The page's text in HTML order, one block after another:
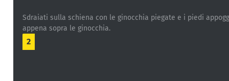
Sdraiati sulla schiena con le ginocchia piegate e i piedi
appena sopra le ginocchia.
2